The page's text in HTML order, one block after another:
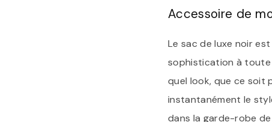
Accessoire de
Le sac de luxe noir
sophistication à toute
quel look, que ce soit
instantanément le
dans la garde-robe